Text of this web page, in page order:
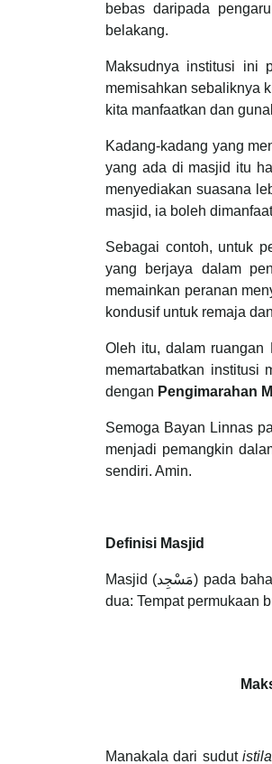
bebas daripada
belakang.
Maksudnya institusi ini
memisahkan sebaliknya
kita manfaatkan dan
Kadang-kadang yang
yang ada di masjid itu
menyediakan suasana
masjid, ia boleh
Sebagai contoh, untuk
yang berjaya dalam
memainkan peranan
kondusif untuk remaja
Oleh itu, dalam ruangan
memartabatkan institusi
dengan Pengimarahan
Semoga Bayan Linnas
menjadi pemangkin
sendiri. Amin.
Definisi Masjid
Masjid (مَسْجِد) pada bahasa Arab ialah nama bagi tempat bersujud. Dari sudut syara’nya boleh ditakrifkan kepada
dua: Tempat permukaan
Manakala dari sudut